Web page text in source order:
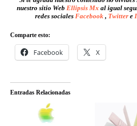
nuestro sitio Web Ellipsis Mx al igual
redes sociales Facebook , Twitter e
Comparte esto:
Facebook X
Entradas Relacionadas